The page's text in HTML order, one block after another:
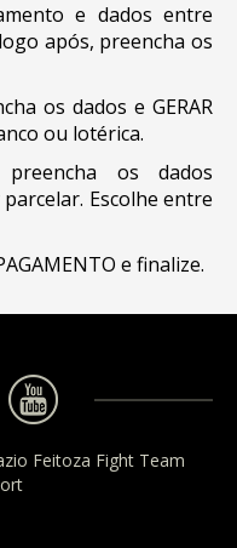
e dados entre
após, preencha os
os dados e GERAR
ou lotérica.
os dados
Escolhe entre
e finalize.
Feitoza Fight Team